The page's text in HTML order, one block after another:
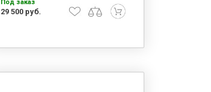
Под заказ
29 500 руб.